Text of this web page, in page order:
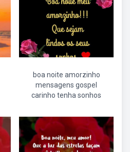
boa noite amorzinho
mensagens gospel
carinho tenha sonhos